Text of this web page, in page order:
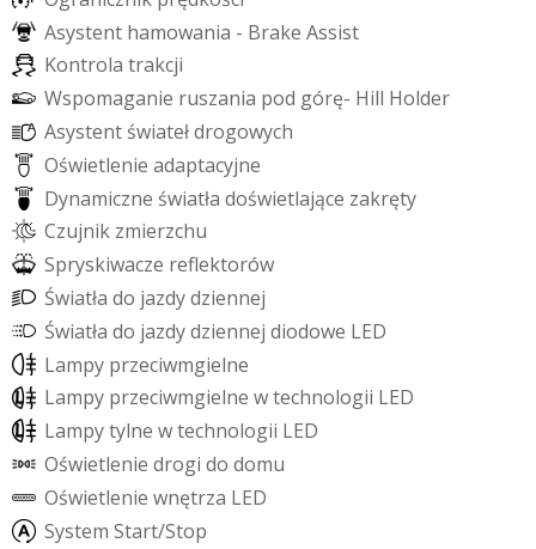
Asystent hamowania - Brake Assist
Kontrola trakcji
Wspomaganie ruszania pod górę- Hill Holder
Asystent światełdrogowych
Oświetlenie adaptacyjne
Dynamiczne światła doświetlające zakręty
Czujnik zmierzchu
Spryskiwacze refektorów
Światła do jazdydziennej
Światła do jazdydziennej diodowe LED
Lampy przeciwmgielne
Lampy przeciwmgielne wtechnologii LED
Lampytylne wtechnologii LED
Oświetlenie drogi do domu
Oświetlenie wnętrza LED
System Start/Stop